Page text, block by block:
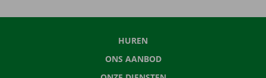
HUREN
ONS AANBOD